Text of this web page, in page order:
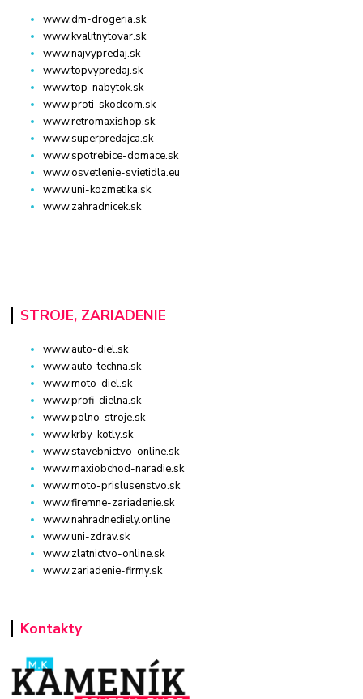
www.dm-drogeria.sk
www.kvalitnytovar.sk
www.najvypredaj.sk
www.topvypredaj.sk
www.top-nabytok.sk
www.proti-skodcom.sk
www.retromaxishop.sk
www.superpredajca.sk
www.spotrebice-domace.sk
www.osvetlenie-svietidla.eu
www.uni-kozmetika.sk
www.zahradnicek.sk
STROJE, ZARIADENIE
www.auto-diel.sk
www.auto-techna.sk
www.moto-diel.sk
www.profi-dielna.sk
www.polno-stroje.sk
www.krby-kotly.sk
www.stavebnictvo-online.sk
www.maxiobchod-naradie.sk
www.moto-prislusenstvo.sk
www.firemne-zariadenie.sk
www.nahradnediely.online
www.uni-zdrav.sk
www.zlatnictvo-online.sk
www.zariadenie-firmy.sk
Kontakty